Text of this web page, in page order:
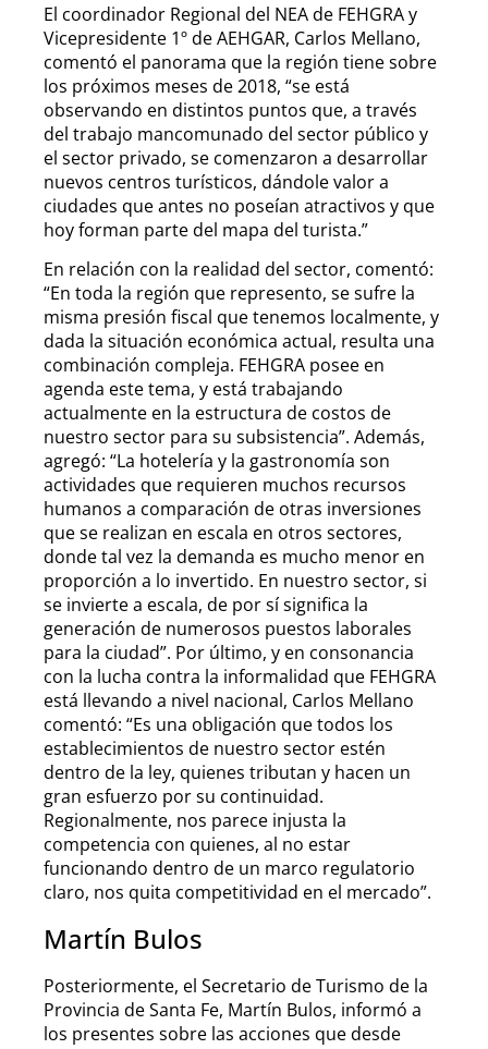
El coordinador Regional del NEA de FEHGRA y
Vicepresidente 1º de AEHGAR, Carlos Mellano,
comentó el panorama que la región tiene sobre
los próximos meses de 2018, “se está
observando en distintos puntos que, a través
del trabajo mancomunado del sector público y
el sector privado, se comenzaron a desarrollar
nuevos centros turísticos, dándole valor a
ciudades que antes no poseían atractivos y que
hoy forman parte del mapa del turista.”
En relación con la realidad del sector, comentó:
“En toda la región que represento, se sufre la
misma presión fiscal que tenemos localmente, y
dada la situación económica actual, resulta una
combinación compleja. FEHGRA posee en
agenda este tema, y está trabajando
actualmente en la estructura de costos de
nuestro sector para su subsistencia”. Además,
agregó: “La hotelería y la gastronomía son
actividades que requieren muchos recursos
humanos a comparación de otras inversiones
que se realizan en escala en otros sectores,
donde tal vez la demanda es mucho menor en
proporción a lo invertido. En nuestro sector, si
se invierte a escala, de por sí significa la
generación de numerosos puestos laborales
para la ciudad”. Por último, y en consonancia
con la lucha contra la informalidad que FEHGRA
está llevando a nivel nacional, Carlos Mellano
comentó: “Es una obligación que todos los
establecimientos de nuestro sector estén
dentro de la ley, quienes tributan y hacen un
gran esfuerzo por su continuidad.
Regionalmente, nos parece injusta la
competencia con quienes, al no estar
funcionando dentro de un marco regulatorio
claro, nos quita competitividad en el mercado”.
Martín Bulos
Posteriormente, el Secretario de Turismo de la
Provincia de Santa Fe, Martín Bulos, informó a
los presentes sobre las acciones que desde